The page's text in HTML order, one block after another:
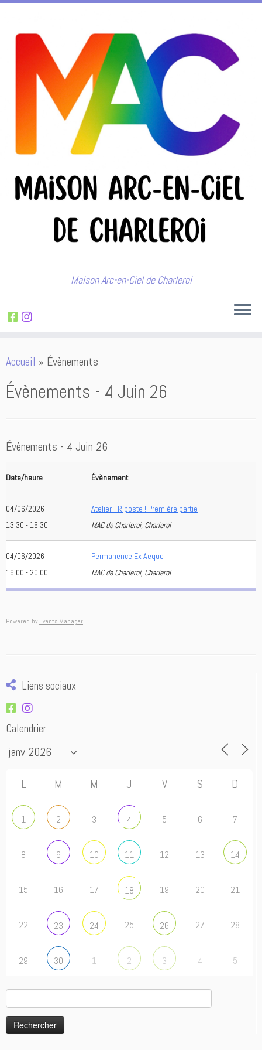
au
contenu
Maison Arc-en-Ciel de Charleroi
Accueil » Évènements
Évènements - 4 Juin 26
Évènements - 4 Juin 26
Date/heure Évènement
04/06/2026
13:30 - 16:30
Atelier - Riposte ! Première partie
MAC de Charleroi, Charleroi
04/06/2026
16:00 - 20:00
Permanence Ex Aequo
MAC de Charleroi, Charleroi
Powered by Events Manager
Liens sociaux
Calendrier
L M M J V S D
1 2 3 4 5 6 7
8 9 10 11 12 13 14
15 16 17 18 19 20 21
22 23 24 25 26 27 28
29 30 1 2 3 4 5